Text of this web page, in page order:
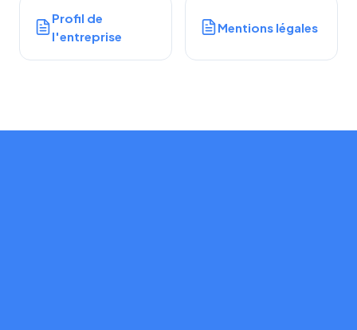
Profil de
l'entreprise
Mentions légales